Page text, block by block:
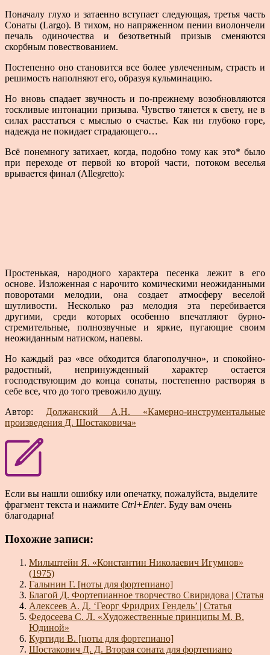
Поначалу глухо и затаенно вступает следующая, третья часть
Сонаты (Largo). В тихом, но напряженном пении виолончели
печаль одиночества и безответный призыв сменяются
скорбным повествованием.
Постепенно оно становится все более увлеченным, страсть и
решимость наполняют его, образуя кульми­нацию.
Но вновь спадает звучность и по-прежнему возобнов­ляются
тоскливые интонации призыва. Чувство тянется к свету, не в
силах расстаться с мыслью о счастье. Как ни глубоко горе,
надежда не покидает страдающего…
Всё понемногу затихает, когда, подобно тому как это* было
при переходе от первой ко второй части, потоком веселья
врывается финал (Allegretto):
Простенькая, народного характера песенка лежит в его
основе. Изложенная с нарочито комическими не­ожиданными
поворотами мелодии, она создает атмосферу веселой
шутливости. Несколько раз мелодия эта перебивается
другими, среди которых особенно впечат­ляют бурно-
стремительные, полнозвучные и яркие, пу­гающие своим
неожиданным натиском, напевы.
Но каждый раз «все обходится благополучно», и спокойно-
радостный, непринужденный характер остается
господствующим до конца сонаты, постепенно растворяя в
себе все, что до того тревожило душу.
Автор: Должанский А.Н. «Камерно-инструментальные
произведения Д. Шостаковича»
Если вы нашли ошибку или опечатку, пожалуйста, выделите
фрагмент текста и нажмите Ctrl+Enter. Буду вам очень
благодарна!
Похожие записи:
Мильштейн Я. «Константин Николаевич Игумнов»
(1975)
Галынин Г. [ноты для фортепиано]
Благой Д. Фортепианное творчество Свиридова | Статья
Алексеев А. Д. ‘Георг Фридрих Гендель’ | Статья
Федосеева С. Л. «Художественные принципы М. В.
Юдиной»
Куртиди В. [ноты для фортепиано]
Шостакович Д. Д. Вторая соната для фортепиано